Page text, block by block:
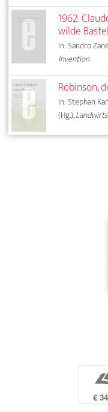
1962.
wilde
In: Sandro
Invention
Robinson,
In: Stephan
(Hg.),
€